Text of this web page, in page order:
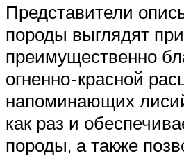
Представители
породы выглядят
преимущественно
огненно-красной
напоминающих
как раз и
породы, а также